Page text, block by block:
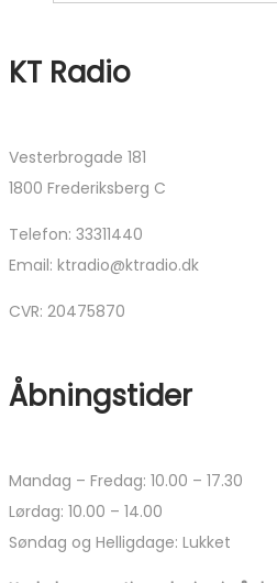
KT Radio
Vesterbrogade 181
1800 Frederiksberg C
Telefon: 33311440
Email: ktradio@ktradio.dk
CVR: 20475870
Åbningstider
Mandag – Fredag: 10.00 – 17.30
Lørdag: 10.00 – 14.00
Søndag og Helligdage: Lukket